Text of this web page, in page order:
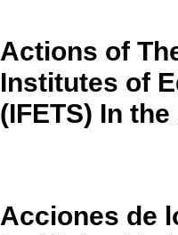
Actions of
Institutes of
(IFETS) In
Acciones de